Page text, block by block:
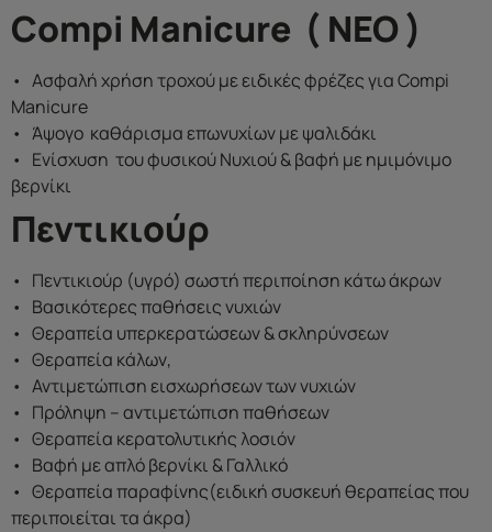
Compi Manicure ( NEO )
• Ασφαλή χρήση τροχού με ειδικές φρέζες για Compi
Manicure
• Άψογο καθάρισμα επωνυχίων με ψαλιδάκι
• Ενίσχυση του φυσικού Νυχιού & βαφή με ημιμόνιμο
βερνίκι
Πεντικιούρ
• Πεντικιούρ (υγρό) σωστή περιποίηση κάτω άκρων
• Βασικότερες παθήσεις νυχιών
• Θεραπεία υπερκερατώσεων & σκληρύνσεων
• Θεραπεία κάλων,
• Αντιμετώπιση εισχωρήσεων των νυχιών
• Πρόληψη – αντιμετώπιση παθήσεων
• Θεραπεία κερατολυτικής λοσιόν
• Βαφή με απλό βερνίκι & Γαλλικό
• Θεραπεία παραφίνης(ειδική συσκευή θεραπείας που
περιποιείται τα άκρα)